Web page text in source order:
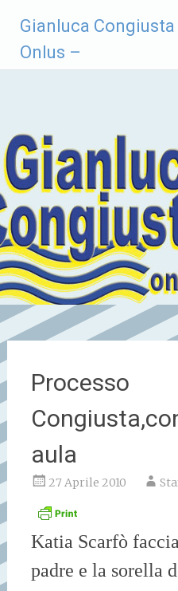
contenuto
Gianluca Congiusta
Onlus –
Processo
aula
27 Aprile 2010
Katia Scarfò
padre e la sorella